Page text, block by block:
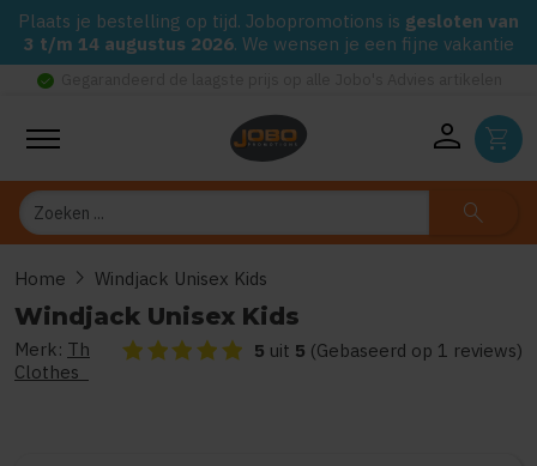
Plaats je bestelling op tijd. Jobopromotions is gesloten van
3 t/m 14 augustus 2026. We wensen je een fijne vakantie
check_circle
person shopping_cart
Zoeken search
Home chevron_right Windjack Unisex Kids
Windjack Unisex Kids
Merk: Th
Clothes
De beoordeling van dit product is5 van de 5
5 uit 5 (Gebaseerd op 1 reviews)